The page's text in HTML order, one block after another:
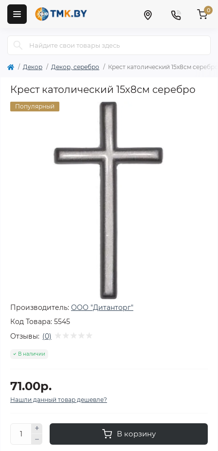
0
Декор Декор, серебро Крест католический 15х8см серебро
Крест католический 15х8см серебро
Популярный
Производитель: ООО "Дитанторг"
Код Товара: 5545
Отзывы: (0)
В наличии
71.00р.
Нашли данный товар дешевле?
В корзину